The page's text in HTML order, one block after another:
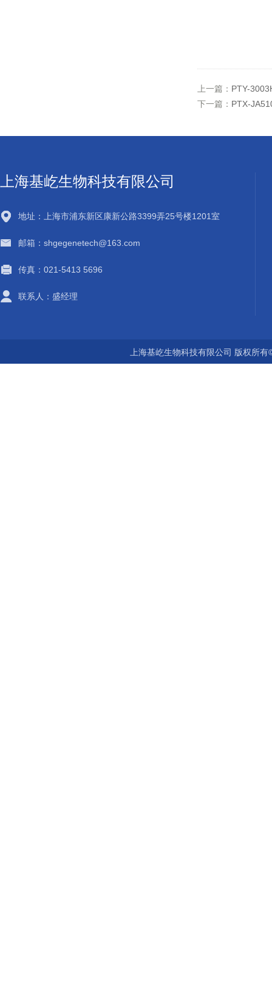
上一篇： PTY-
下一篇： PTX-
上海基屹生物科技有限公司
地址：上海市浦东新区康新公路3399弄25号楼1201室
邮箱：shgegenetech@163.com
传真：021-5413 5696
联系人：盛经理
上海基屹生物科技有限公司 版权所